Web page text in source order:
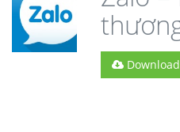
Download